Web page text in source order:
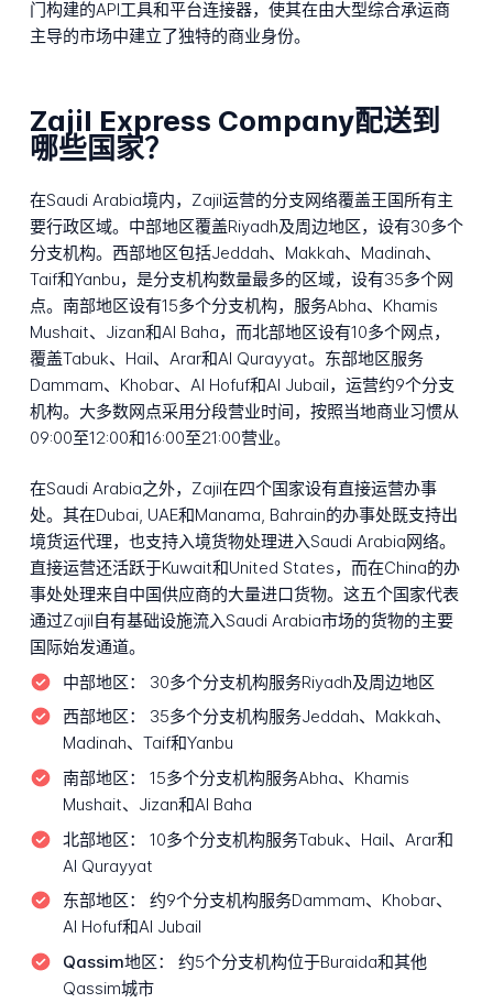
门构建的API工具和平台连接器，使其在由大型综合承运商
主导的市场中建立了独特的商业身份。
Zajil Express Company配送到
哪些国家？
在Saudi Arabia境内，Zajil运营的分支网络覆盖王国所有主
要行政区域。中部地区覆盖Riyadh及周边地区，设有30多个
分支机构。西部地区包括Jeddah、Makkah、Madinah、
Taif和Yanbu，是分支机构数量最多的区域，设有35多个网
点。南部地区设有15多个分支机构，服务Abha、Khamis
Mushait、Jizan和Al Baha，而北部地区设有10多个网点，
覆盖Tabuk、Hail、Arar和Al Qurayyat。东部地区服务
Dammam、Khobar、Al Hofuf和Al Jubail，运营约9个分支
机构。大多数网点采用分段营业时间，按照当地商业习惯从
09:00至12:00和16:00至21:00营业。
在Saudi Arabia之外，Zajil在四个国家设有直接运营办事
处。其在Dubai, UAE和Manama, Bahrain的办事处既支持出
境货运代理，也支持入境货物处理进入Saudi Arabia网络。
直接运营还活跃于Kuwait和United States，而在China的办
事处处理来自中国供应商的大量进口货物。这五个国家代表
通过Zajil自有基础设施流入Saudi Arabia市场的货物的主要
国际始发通道。
中部地区：
30多个分支机构服务Riyadh及周边地区
西部地区：
35多个分支机构服务Jeddah、Makkah、
Madinah、Taif和Yanbu
南部地区：
15多个分支机构服务Abha、Khamis
Mushait、Jizan和Al Baha
北部地区：
10多个分支机构服务Tabuk、Hail、Arar和
Al Qurayyat
东部地区：
约9个分支机构服务Dammam、Khobar、
Al Hofuf和Al Jubail
Qassim地区：
约5个分支机构位于Buraida和其他
Qassim城市